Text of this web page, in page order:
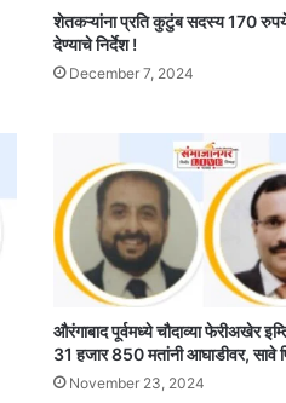
शेतकऱ्यांना प्रति कुटुंब सदस्य 170
देण्याचे निर्देश !
December 7, 2024
औरंगाबाद पूर्वमध्ये चौदाव्या फेरीअखेर
31 हजार 850 मतांनी आघाडीवर, सावे
November 23, 2024